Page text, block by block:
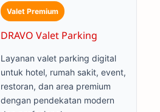
Valet Premium
DRAVO Valet Parking
Layanan valet parking digital
untuk hotel, rumah sakit, event,
restoran, dan area premium
dengan pendekatan modern